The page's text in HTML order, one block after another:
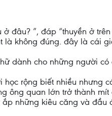
ở đâu? ”, đáp “thuyền ở
là không đúng. đây là cái
dành cho những người
học rộng biết nhiều nhưng
ông quan lớn trở thành
những kiêu căng và đầu